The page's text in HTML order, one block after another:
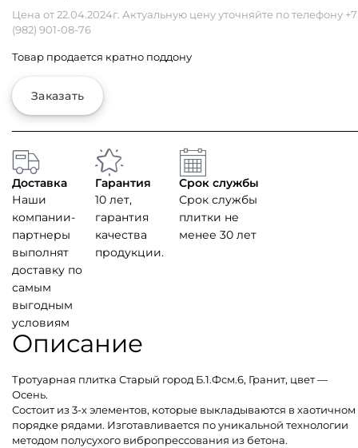
Цена от 22.04.2024г. Актуальную цену уточняйте по телефону +7
(982) 901-08-76
Товар продается кратно поддону
Заказать
Доставка
Наши
компании-
партнеры
выполнят
доставку по
самым
выгодным
условиям
Гарантия
10 лет,
гарантия
качества
продукции.
Срок службы
Срок службы
плитки не
менее 30 лет
Описание
Тротуарная плитка Старый город Б.1.Фсм.6, Гранит, цвет —
Осень.
Состоит из 3-х элементов, которые выкладываются в хаотичном
порядке рядами. Изготавливается по уникальной технологии
методом полусухого вибропрессования из бетона.